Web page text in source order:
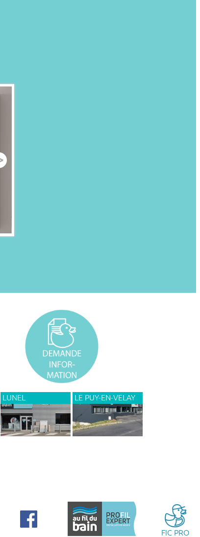
LUNEL LE PUY-EN-VELAY
FIC PRO